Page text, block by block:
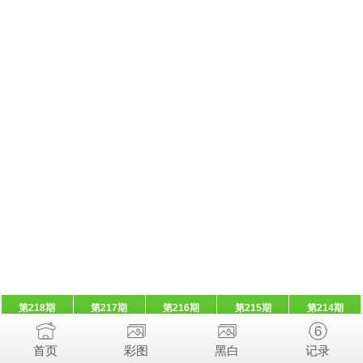
第218期 第217期 第216期 第215期 第214期
首页 彩图 黑白 记录